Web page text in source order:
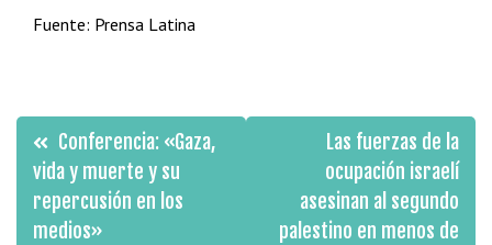
Fuente: Prensa Latina
Navegación
de
entradas
Conferencia: «Gaza,
vida y muerte y su
repercusión en los
medios»
Las fuerzas de la
ocupación israelí
asesinan al segundo
palestino en menos de